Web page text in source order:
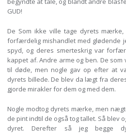
GUD!
De Som ikke ville tage dyrets
forfærdelig mishandlet med glødende
spyd, og deres smerteskrig var
kappet af. Andre arme og ben. De
til døde, men nogle gav op efter at
dyrets billede. De blev da lægt fra
gjorde mirakler for dem og med dem.
Nogle modtog dyrets mærke, men
de pint indtil de også tog tallet. Så blev
dyret. Derefter så jeg begge